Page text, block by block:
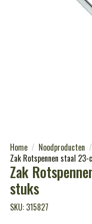
Home Noodproducten
Zak Rotspennen staal
Zak
stuks
SKU: 315827